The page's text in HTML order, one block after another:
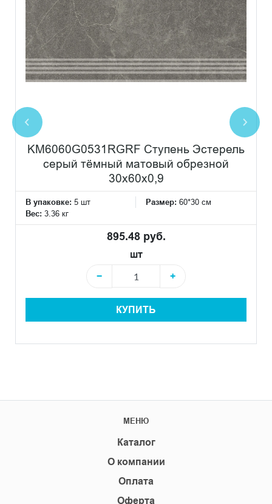
KM6060G0531RGRF Ступень Эстерель
серый тёмный матовый обрезной
30x60x0,9
В упаковке: 5 шт Размер: 60*30 см
Вес: 3.36 кг
895.48 руб.
шт
−
+
КУПИТЬ
МЕНЮ
Каталог
О компании
Оплата
Оферта